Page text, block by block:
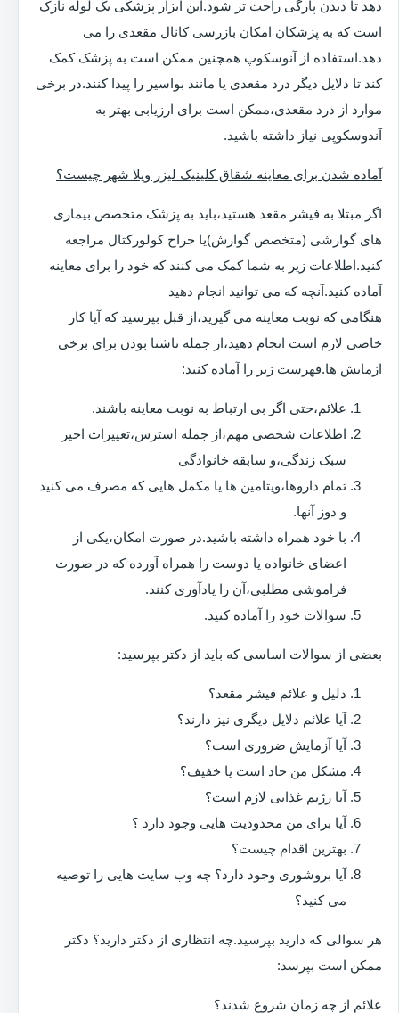
دهد تا دیدن پارگی راحت تر شود.این ابزار پزشکی یک لوله نازک
است که به پزشکان امکان بازرسی کانال مقعدی را می
دهد.استفاده از آنوسکوپ همچنین ممکن است به پزشک کمک
کند تا دلایل دیگر درد مقعدی یا مانند بواسیر را پیدا کنند.در برخی
موارد از درد مقعدی،ممکن است برای ارزیابی بهتر به
آندوسکوپی نیاز داشته باشید.
آماده شدن برای معاینه شقاق کلینیک لیزر ویلا شهر چیست؟
اگر مبتلا به فیشر مقعد هستید،باید به پزشک متخصص بیماری
های گوارشی (متخصص گوارش)یا جراح کولورکتال مراجعه
کنید.اطلاعات زیر به شما کمک می کنند که خود را برای معاینه
آماده کنید.آنچه که می توانید انجام دهید
هنگامی که نوبت معاینه می گیرید،از قبل بپرسید که آیا کار
خاصی لازم است انجام دهید،از جمله ناشتا بودن برای برخی
ازمایش ها.فهرست زیر را آماده کنید:
علائم،حتی اگر بی ارتباط به نوبت معاینه باشند.
اطلاعات شخصی مهم،از جمله استرس،تغییرات اخیر
سبک زندگی،و سابقه خانوادگی
تمام داروها،ویتامین ها یا مکمل هایی که مصرف می کنید
و دوز آنها.
با خود همراه داشته باشید.در صورت امکان،یکی از
اعضای خانواده یا دوست را همراه آورده که در صورت
فراموشی مطلبی،آن را یادآوری کنند.
سوالات خود را آماده کنید.
بعضی از سوالات اساسی که باید از دکتر بپرسید:
دلیل و علائم فیشر مقعد؟
آیا علائم دلایل دیگری نیز دارند؟
آیا آزمایش ضروری است؟
مشکل من حاد است یا خفیف؟
آیا رژیم غذایی لازم است؟
آیا برای من محدودیت هایی وجود دارد ؟
بهترین اقدام چیست؟
آیا بروشوری وجود دارد؟ چه وب سایت هایی را توصیه
می کنید؟
هر سوالی که دارید بپرسید.چه انتظاری از دکتر دارید؟ دکتر
ممکن است بپرسد:
علائم از چه زمان شروع شدند؟